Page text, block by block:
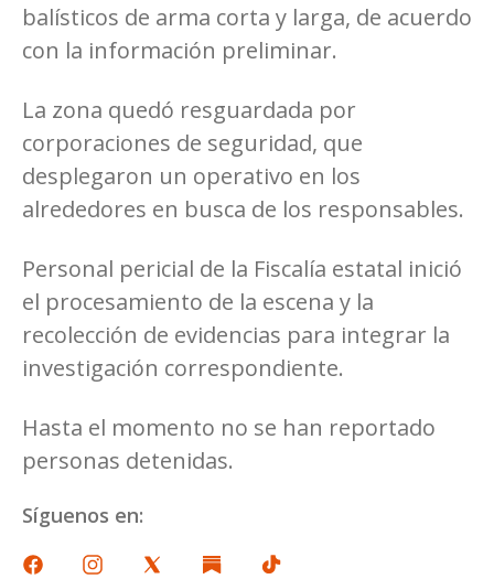
balísticos de arma corta y larga, de acuerdo
con la información preliminar.
La zona quedó resguardada por
corporaciones de seguridad, que
desplegaron un operativo en los
alrededores en busca de los responsables.
Personal pericial de la Fiscalía estatal inició
el procesamiento de la escena y la
recolección de evidencias para integrar la
investigación correspondiente.
Hasta el momento no se han reportado
personas detenidas.
Síguenos en: